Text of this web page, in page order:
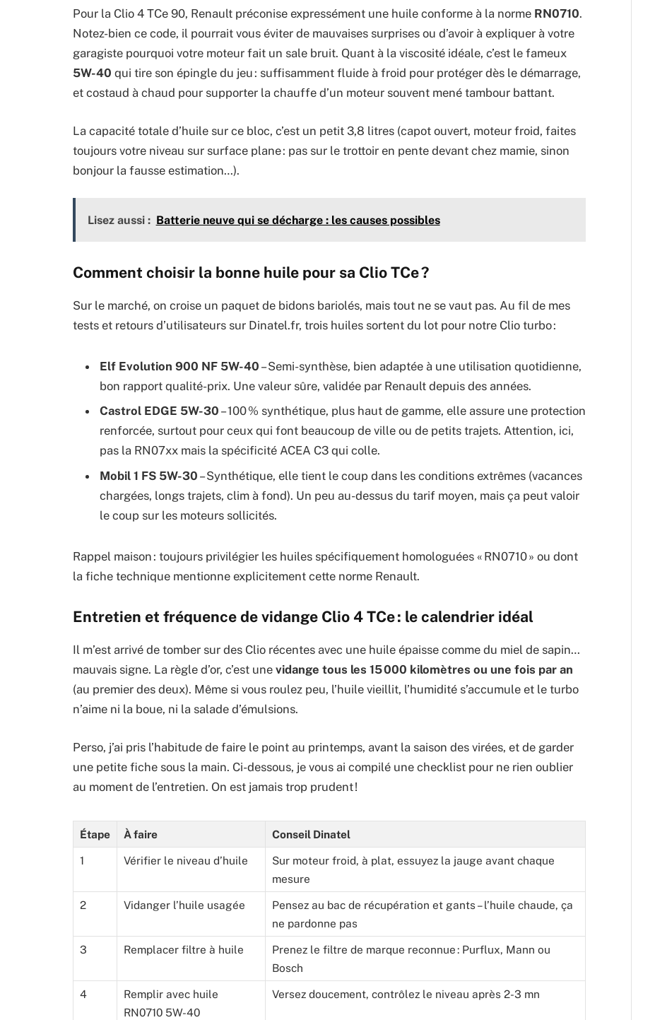
Pour la Clio 4 TCe 90, Renault préconise expressément une huile conforme à la norme RN0710.
Notez-bien ce code, il pourrait vous éviter de mauvaises surprises ou d’avoir à expliquer à votre
garagiste pourquoi votre moteur fait un sale bruit. Quant à la viscosité idéale, c’est le fameux
5W-40 qui tire son épingle du jeu : suffisamment fluide à froid pour protéger dès le démarrage,
et costaud à chaud pour supporter la chauffe d’un moteur souvent mené tambour battant.
La capacité totale d’huile sur ce bloc, c’est un petit 3,8 litres (capot ouvert, moteur froid, faites
toujours votre niveau sur surface plane : pas sur le trottoir en pente devant chez mamie, sinon
bonjour la fausse estimation…).
Lisez aussi : Batterie neuve qui se décharge : les causes possibles
Comment choisir la bonne huile pour sa Clio TCe ?
Sur le marché, on croise un paquet de bidons bariolés, mais tout ne se vaut pas. Au fil de mes
tests et retours d’utilisateurs sur Dinatel.fr, trois huiles sortent du lot pour notre Clio turbo :
Elf Evolution 900 NF 5W-40 – Semi-synthèse, bien adaptée à une utilisation quotidienne,
bon rapport qualité-prix. Une valeur sûre, validée par Renault depuis des années.
Castrol EDGE 5W-30 – 100 % synthétique, plus haut de gamme, elle assure une protection
renforcée, surtout pour ceux qui font beaucoup de ville ou de petits trajets. Attention, ici,
pas la RN07xx mais la spécificité ACEA C3 qui colle.
Mobil 1 FS 5W-30 – Synthétique, elle tient le coup dans les conditions extrêmes (vacances
chargées, longs trajets, clim à fond). Un peu au-dessus du tarif moyen, mais ça peut valoir
le coup sur les moteurs sollicités.
Rappel maison : toujours privilégier les huiles spécifiquement homologuées « RN0710 » ou dont
la fiche technique mentionne explicitement cette norme Renault.
Entretien et fréquence de vidange Clio 4 TCe : le calendrier idéal
Il m’est arrivé de tomber sur des Clio récentes avec une huile épaisse comme du miel de sapin…
mauvais signe. La règle d’or, c’est une vidange tous les 15 000 kilomètres ou une fois par an
(au premier des deux). Même si vous roulez peu, l’huile vieillit, l’humidité s’accumule et le turbo
n’aime ni la boue, ni la salade d’émulsions.
Perso, j’ai pris l’habitude de faire le point au printemps, avant la saison des virées, et de garder
une petite fiche sous la main. Ci-dessous, je vous ai compilé une checklist pour ne rien oublier
au moment de l’entretien. On est jamais trop prudent !
Étape À faire Conseil Dinatel
1 Vérifier le niveau d’huile
Sur moteur froid, à plat, essuyez la jauge avant chaque
mesure
2 Vidanger l’huile usagée
Pensez au bac de récupération et gants – l’huile chaude, ça
ne pardonne pas
3 Remplacer filtre à huile
Prenez le filtre de marque reconnue : Purflux, Mann ou
Bosch
4
Remplir avec huile
RN0710 5W-40
Versez doucement, contrôlez le niveau après 2-3 mn